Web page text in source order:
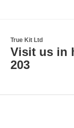
True Kit Ltd
Visit us in
203